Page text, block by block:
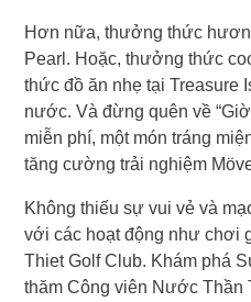
Hơn nữa, thưởng thức
Pearl. Hoặc, thưởng thức
thức đồ ăn nhẹ tại Treasure
nước. Và đừng quên về
miễn phí, một món tráng
tăng cường trải nghiệm
Không thiếu sự vui vẻ và
với các hoạt động như chơi
Thiet Golf Club. Khám phá
thăm Công viên Nước Thần